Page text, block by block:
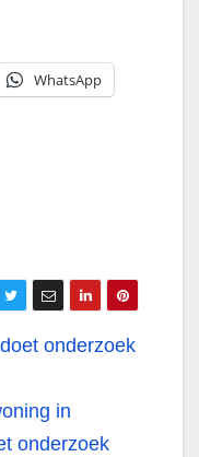
WhatsApp
onderzoek
in
onderzoek